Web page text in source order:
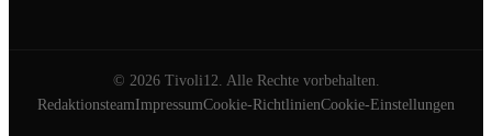
© 2026Tivoli12. Alle Rechte vorbehalten.
RedaktionsteamImpressumCookie-RichtlinienCookie-Einstellungen